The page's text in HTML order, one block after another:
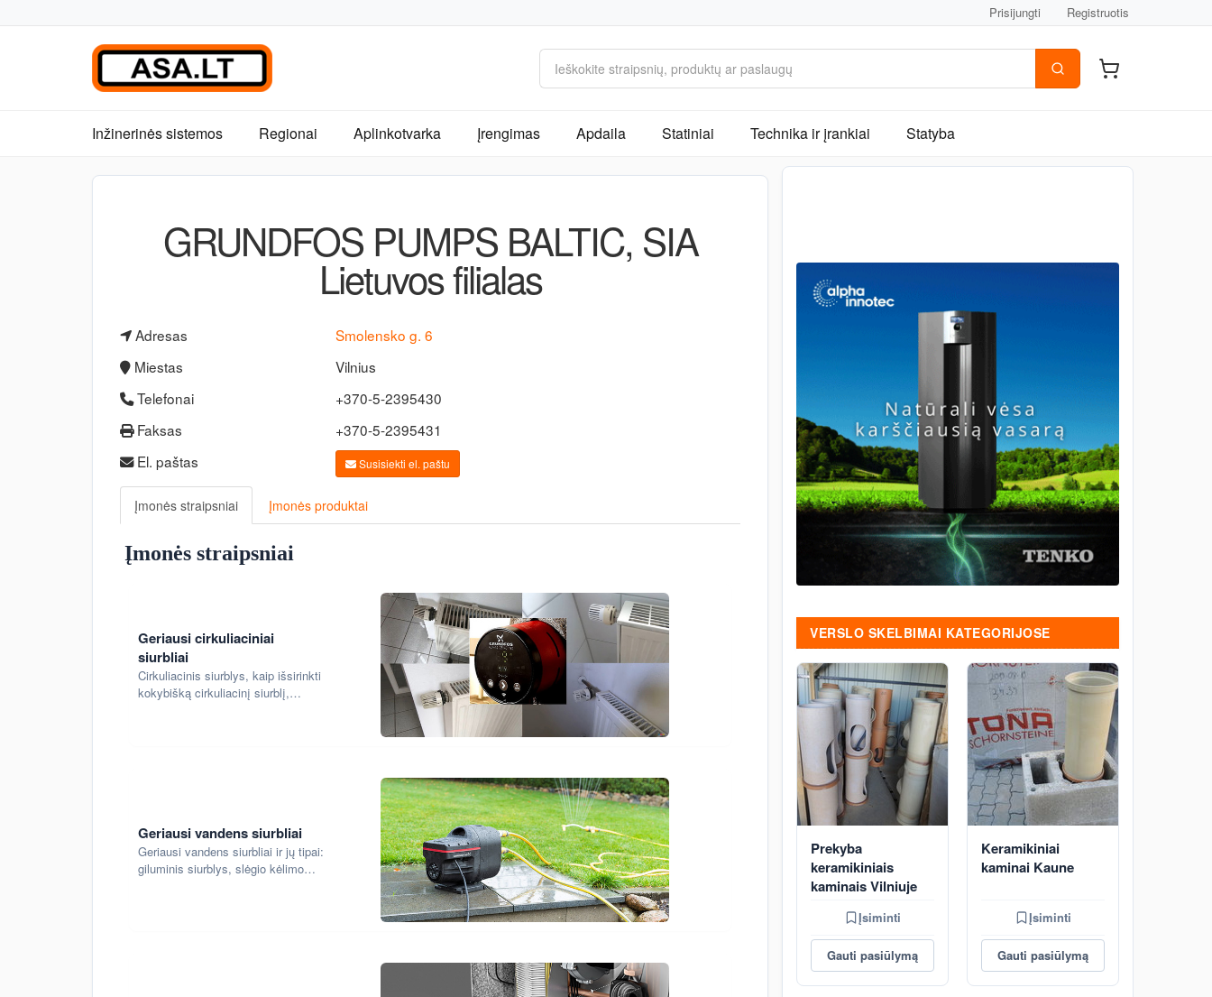
Prisijungti Registruotis
Inžinerinės sistemos Regionai Aplinkotvarka Įrengimas Apdaila Statiniai Technika ir įrankiai Statyba
GRUNDFOS PUMPS BALTIC, SIA
Lietuvos filialas
Adresas
Smolensko g. 6
Miestas
Vilnius
Telefonai
+370-5-2395430
Faksas
+370-5-2395431
El. paštas
Susisiekti el. paštu
Įmonės straipsniai Įmonės produktai
Įmonės straipsniai
Geriausi cirkuliaciniai
siurbliai
Cirkuliacinis siurblys, kaip išsirinkti
kokybišką cirkuliacinį siurblį,
Geriausi vandens siurbliai
Geriausi vandens siurbliai ir jų tipai:
giluminis siurblys, slėgio kėlimo
VERSLO SKELBIMAI KATEGORIJOSE
Prekyba
keramikiniais
kaminais Vilniuje
Įsiminti
Gauti pasiūlymą
Keramikiniai
kaminai Kaune
Įsiminti
Gauti pasiūlymą